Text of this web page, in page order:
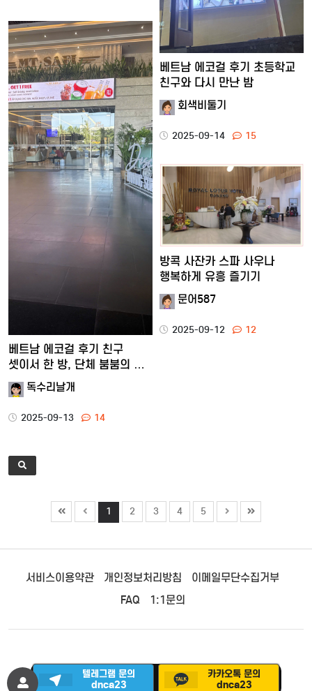
베트남 에코걸 후기 초등학교
친구와 다시 만난 밤
회색비둘기
2025-09-14 15
베트남 에코걸 후기 친구
셋이서 한 방, 단체 붐붐의 …
독수리날개
2025-09-13 14
방콕 사잔카 스파 사우나
행복하게 유흥 즐기기
문어587
2025-09-12 12
1 2 3 4 5
서비스이용약관 개인정보처리방침
이메일무단수집거부
FAQ
1:1문의
다낭 에코걸 클럽 . All Rights Reserved.
텔레그램 문의
dnca23
카카오톡 문의
dnca23